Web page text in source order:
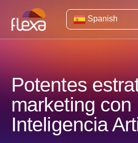
Spanish
Potentes
marketing con
Inteligencia